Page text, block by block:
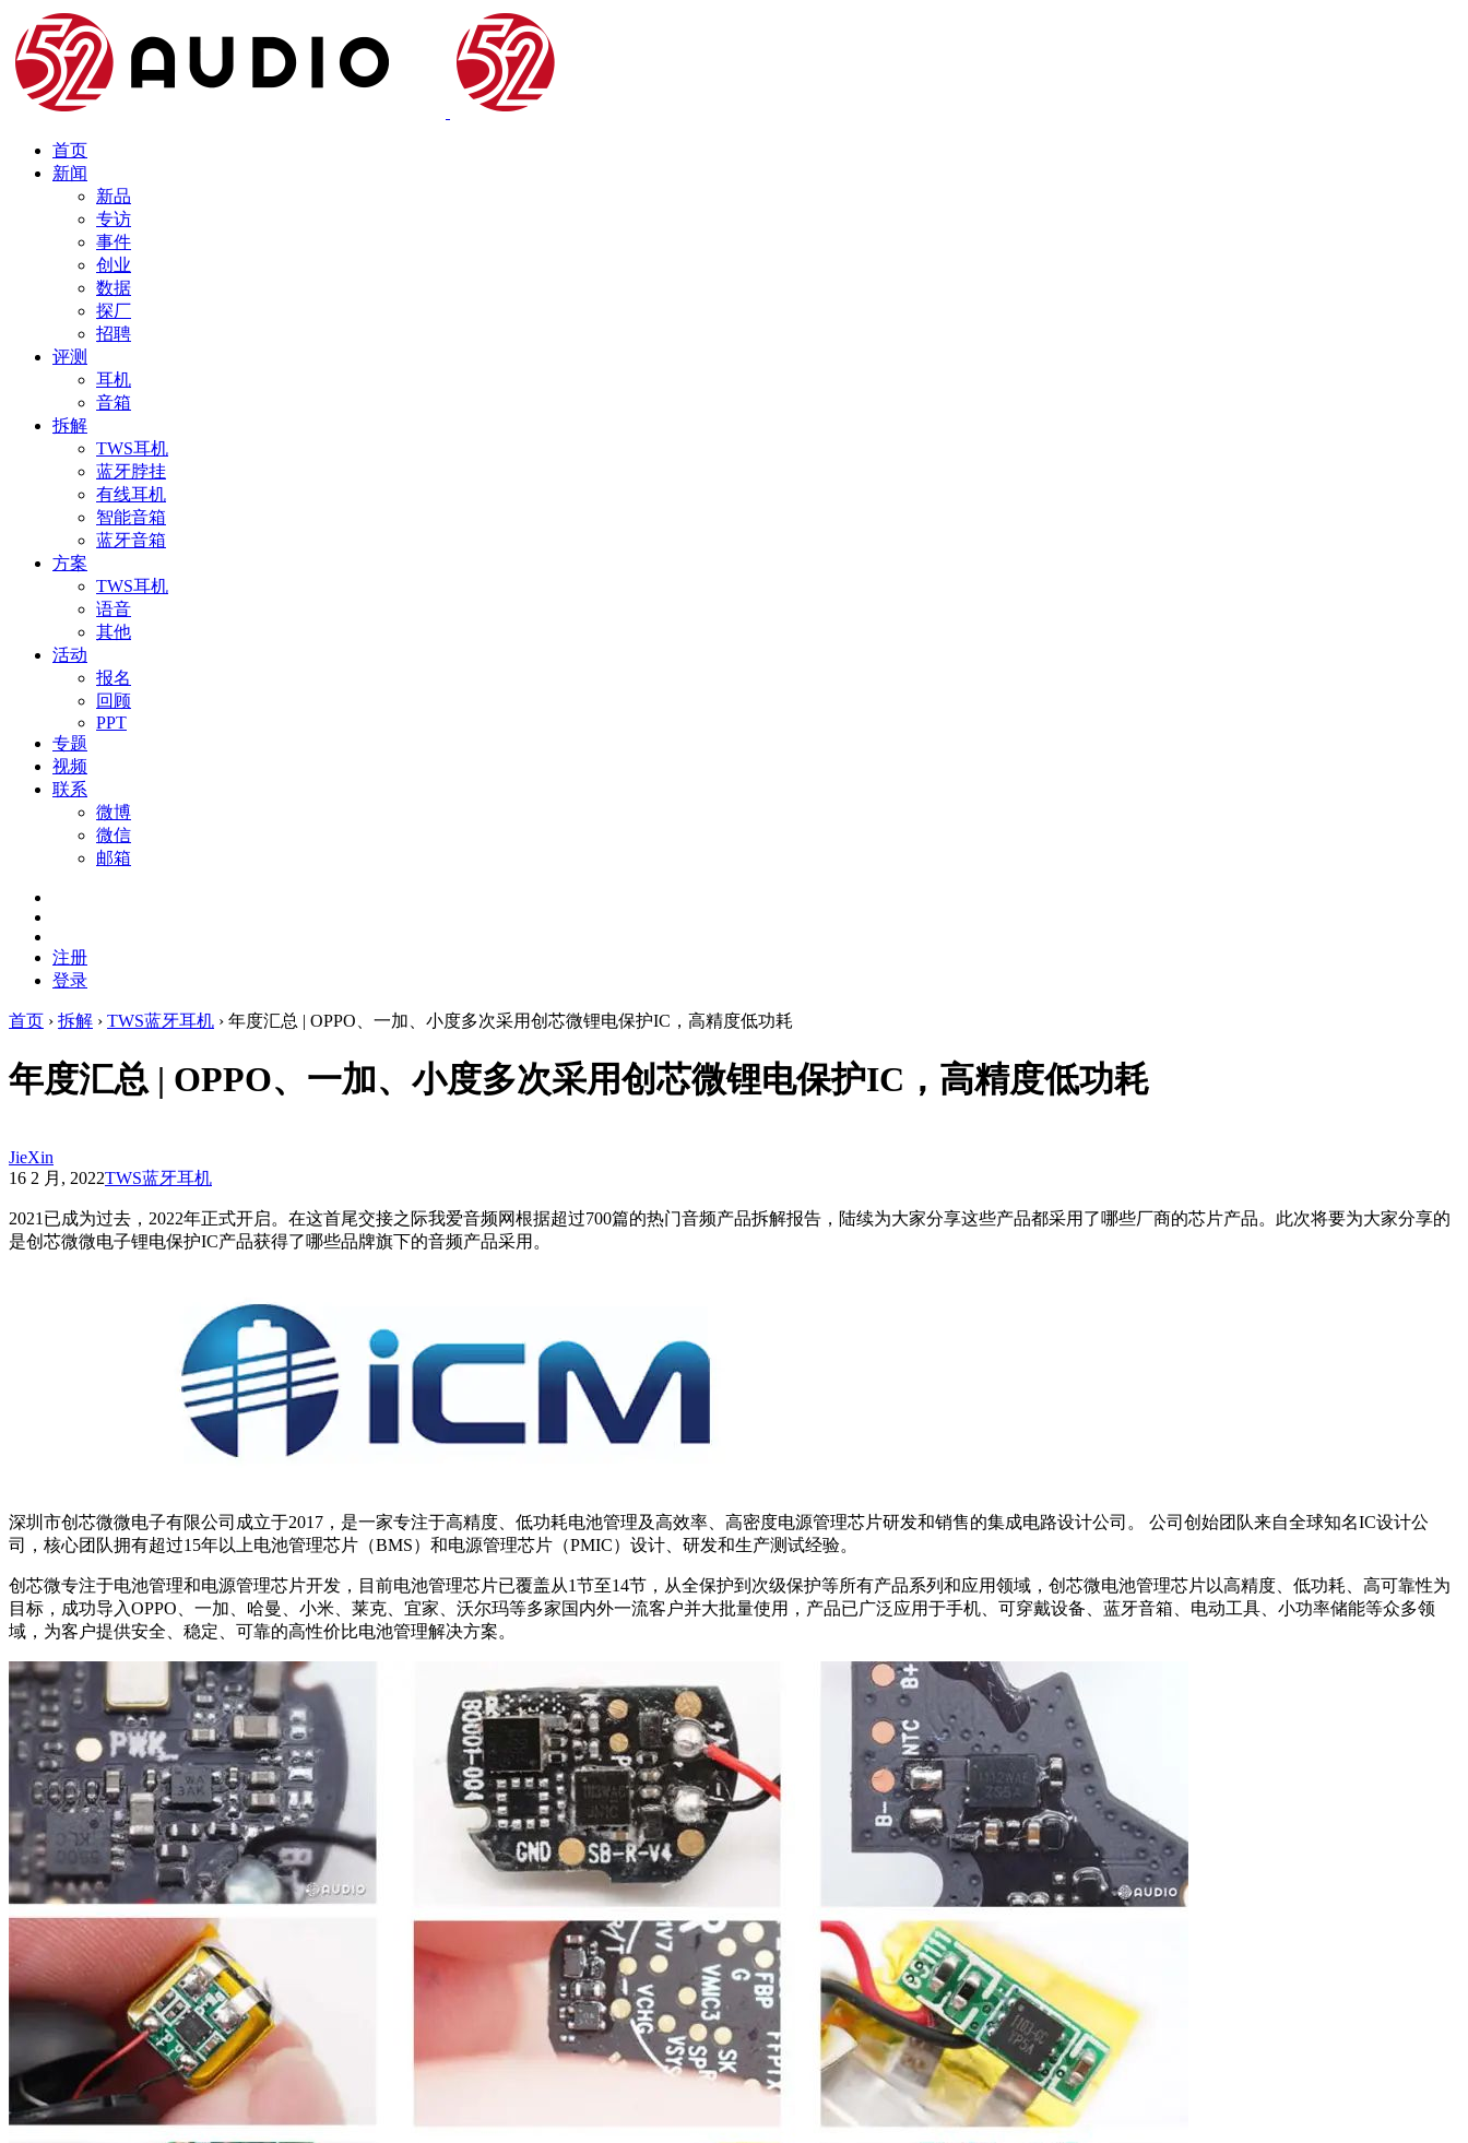
首页
新闻
新品
专访
事件
创业
数据
探厂
招聘
评测
耳机
音箱
拆解
TWS耳机
蓝牙脖挂
有线耳机
智能音箱
蓝牙音箱
方案
TWS耳机
语音
其他
活动
报名
回顾
PPT
专题
视频
联系
微博
微信
邮箱
注册
登录
首页 › 拆解 › TWS蓝牙耳机 › 年度汇总 | OPPO、一加、小度多次采用创芯微锂电保护IC，高精度低功耗
年度汇总 | OPPO、一加、小度多次采用创芯微锂电保护IC，高精度低功耗
JieXin
16 2 月, 2022TWS蓝牙耳机
2021已成为过去，2022年正式开启。在这首尾交接之际我爱音频网根据超过700篇的热门音频产品拆解报告，陆续为大家分享这些产品都采用了哪些厂商的芯片产品。此次将要为大家分享的
是创芯微微电子锂电保护IC产品获得了哪些品牌旗下的音频产品采用。
深圳市创芯微微电子有限公司成立于2017，是一家专注于高精度、低功耗电池管理及高效率、高密度电源管理芯片研发和销售的集成电路设计公司。 公司创始团队来自全球知名IC设计公
司，核心团队拥有超过15年以上电池管理芯片（BMS）和电源管理芯片（PMIC）设计、研发和生产测试经验。
创芯微专注于电池管理和电源管理芯片开发，目前电池管理芯片已覆盖从1节至14节，从全保护到次级保护等所有产品系列和应用领域，创芯微电池管理芯片以高精度、低功耗、高可靠性为
目标，成功导入OPPO、一加、哈曼、小米、莱克、宜家、沃尔玛等多家国内外一流客户并大批量使用，产品已广泛应用于手机、可穿戴设备、蓝牙音箱、电动工具、小功率储能等众多领
域，为客户提供安全、稳定、可靠的高性价比电池管理解决方案。